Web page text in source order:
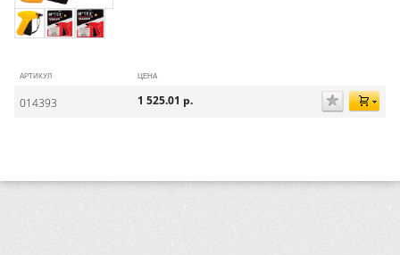
АРТИКУЛ ЦЕНА
014393 1 525.01 р.